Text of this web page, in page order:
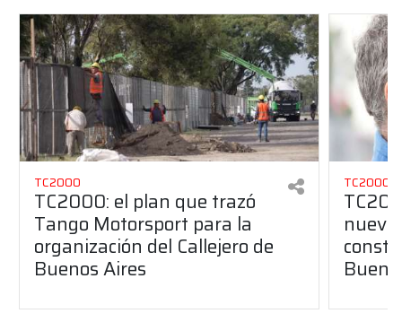
TC2000
TC2000: el plan que trazó
Tango Motorsport para la
organización del Callejero de
Buenos Aires
TC2000